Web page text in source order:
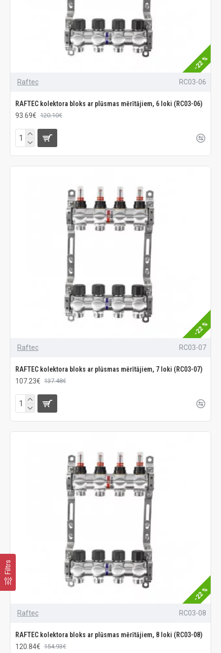
-22 %
Raftec RC03-06
RAFTEC kolektora bloks ar plūsmas mērītājiem, 6 loki (RC03-06)
93.69€ 120.10€
-22 %
Raftec RC03-07
RAFTEC kolektora bloks ar plūsmas mērītājiem, 7 loki (RC03-07)
107.23€ 137.48€
-22 %
Raftec RC03-08
RAFTEC kolektora bloks ar plūsmas mērītājiem, 8 loki (RC03-08)
120.84€ 154.93€
Filtrs